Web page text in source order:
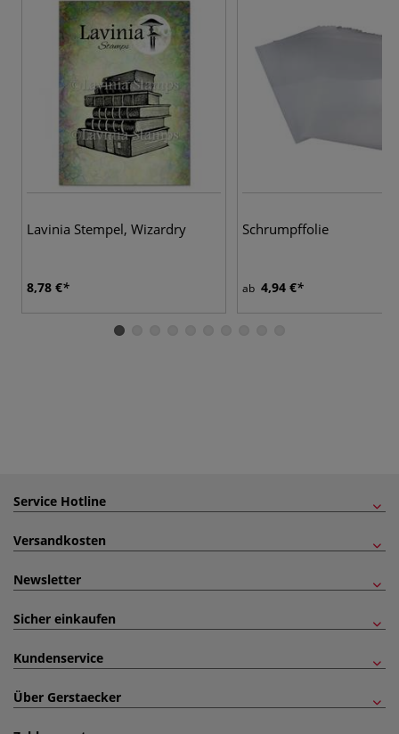
Lavinia Stempel, Wizardry
8,78 €
Schrumpffolie
ab 4,94 €
Service Hotline
Versandkosten
Newsletter
Sicher einkaufen
Kundenservice
Über Gerstaecker